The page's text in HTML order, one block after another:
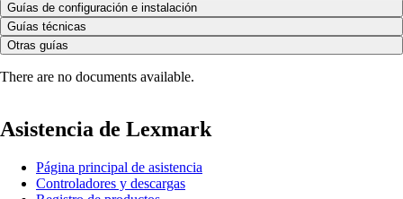
Guías de configuración e instalación
Guías técnicas
Otras guías
There are no documents available.
Asistencia de Lexmark
Página principal de asistencia
Controladores y descargas